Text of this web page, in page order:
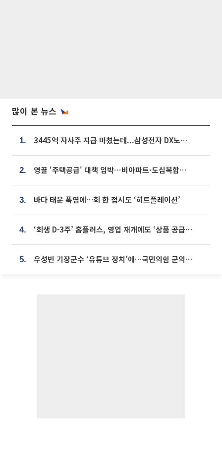
많이 본 뉴스
1. 3445억 자사주 지급 마쳤는데...삼성전자 DX노조, 뒤늦은 '떼쓰기 집회'
2. 영끌 '주택공급' 대책 임박⋯비아파트·도심복합까지 총동원
3. 바다 태운 폭염에…회 한 접시도 ‘히트플레이션’
4. ‘회생 D-3주’ 홈플러스, 영업 재개에도 ‘상품 공급망’ 복구가 생존 관건
5. 우성빈 기장군수 ‘유튜브 정치’에…국민의힘 군의원들 집단 반발